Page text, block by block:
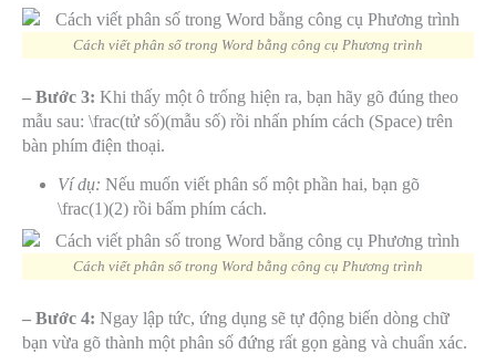
Cách viết phân số trong Word bằng công cụ Phương trình
– Bước 3: Khi thấy một ô trống hiện ra, bạn hãy gõ đúng theo
mẫu sau: \frac(tử số)(mẫu số) rồi nhấn phím cách (Space) trên
bàn phím điện thoại.
Ví dụ: Nếu muốn viết phân số một phần hai, bạn gõ
\frac(1)(2) rồi bấm phím cách.
Cách viết phân số trong Word bằng công cụ Phương trình
– Bước 4: Ngay lập tức, ứng dụng sẽ tự động biến dòng chữ
bạn vừa gõ thành một phân số đứng rất gọn gàng và chuẩn xác.